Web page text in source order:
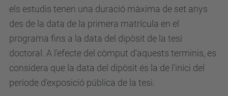
els estudis tenen una duració màxima de set anys
des de la data de la primera matrícula en el
programa fins a la data del dipòsit de la tesi
doctoral. A l'efecte del còmput d'aquests terminis, es
considera que la data del dipòsit és la de l'inici del
període d'exposició pública de la tesi.